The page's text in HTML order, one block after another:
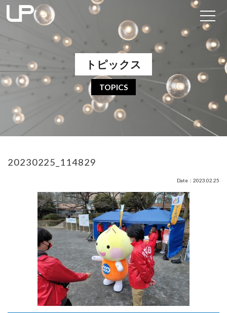
トピックス
TOPICS
20230225_114829
Date：2023.02.25